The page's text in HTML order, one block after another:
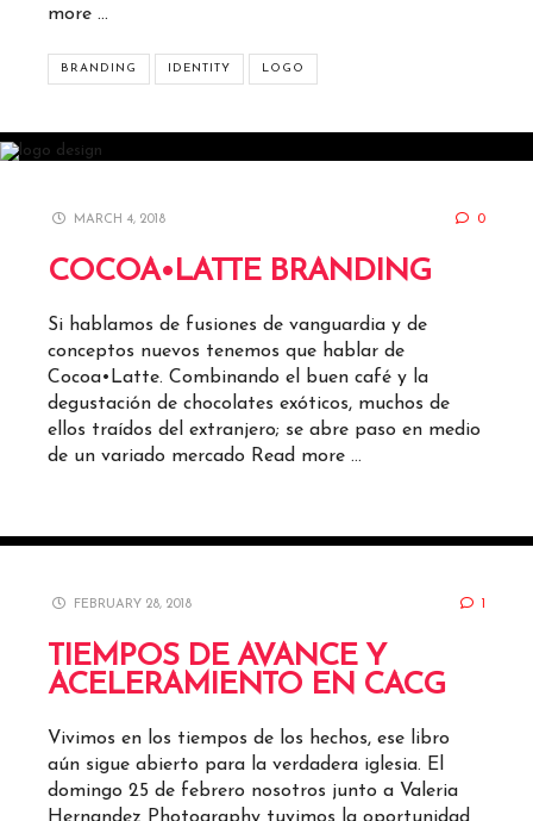
more …
BRANDING IDENTITY LOGO
MARCH 4, 2018 0
COCOA•LATTE BRANDING
Si hablamos de fusiones de vanguardia y de
conceptos nuevos tenemos que hablar de
Cocoa•Latte. Combinando el buen café y la
degustación de chocolates exóticos, muchos de
ellos traídos del extranjero; se abre paso en medio
de un variado mercado Read more …
FEBRUARY 28, 2018
TIEMPOS DE AVANCE Y
ACELERAMIENTO EN CACG
Vivimos en los tiempos de los hechos, ese libro
aún sigue abierto para la verdadera iglesia. El
domingo 25 de febrero nosotros junto a Valeria